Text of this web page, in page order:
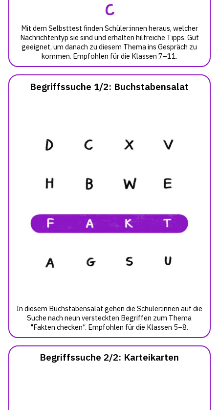
Mit dem Selbsttest finden Schüler:innen heraus, welcher
Nachrichtentyp sie sind und erhalten hilfreiche Tipps. Gut
geeignet, um danach zu diesem Thema ins Gespräch zu
kommen. Empfohlen für die Klassen 7–11.
Begriffssuche 1/2: Buchstabensalat
In diesem Buchstabensalat gehen die Schüler:innen auf die
Suche nach neun versteckten Begriffen zum Thema
"Fakten checken“. Empfohlen für die Klassen 5–8.
Begriffssuche 2/2: Karteikarten